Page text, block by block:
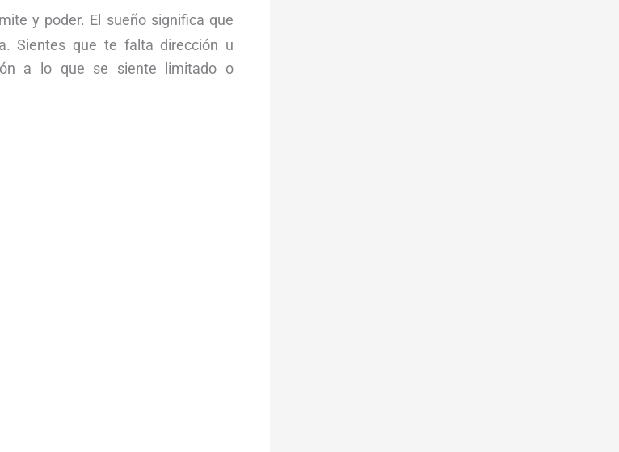
y poder. El sueño significa que
Sientes que te falta dirección u
a lo que se siente limitado o